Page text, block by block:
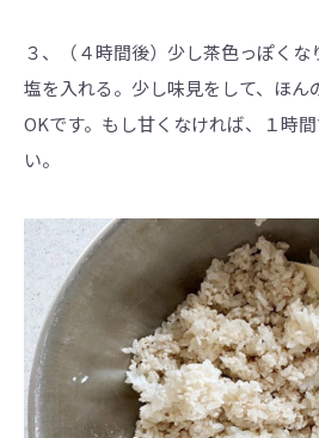
３、（４時間後）少し茶色っぽく
塩を入れる。少し味見をして、ほん
OKです。もし甘くなければ、１時
い。